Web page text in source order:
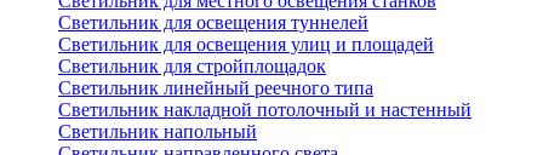
Светильник для освещения туннелей
Светильник для освещения улиц и площадей
Светильник для стройплощадок
Светильник линейный реечного типа
Светильник накладной потолочный и настенный
Светильник напольный